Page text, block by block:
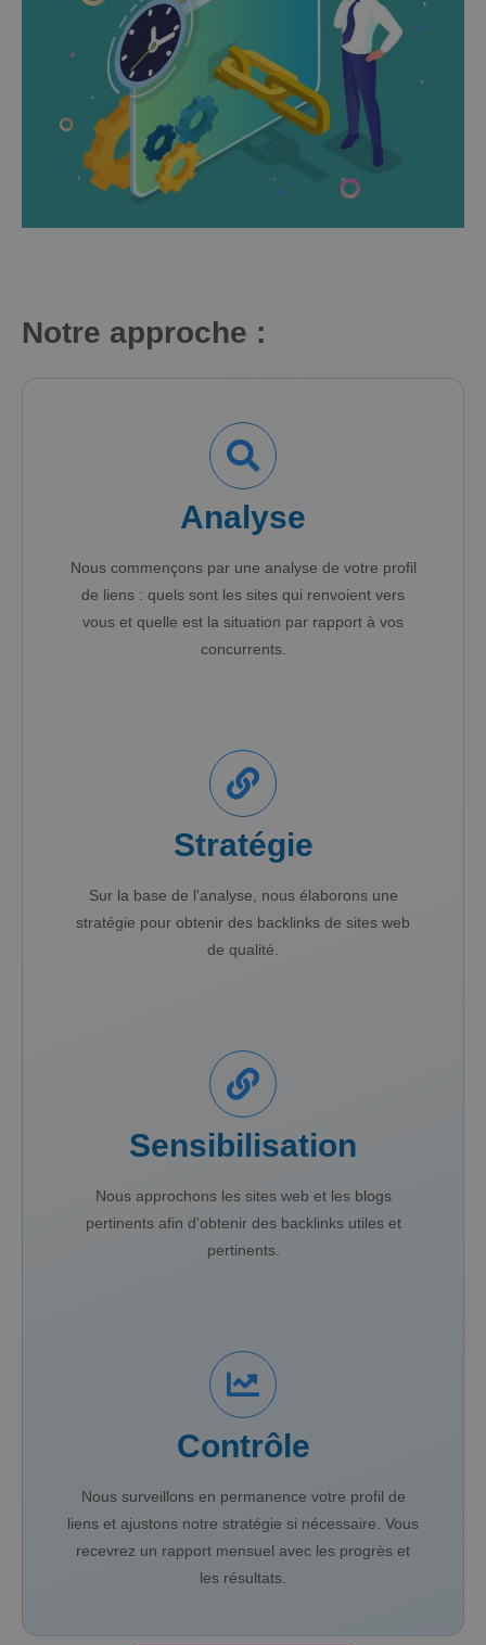
Notre approche :
Analyse
Nous commençons par une analyse de votre profil
de liens : quels sont les sites qui renvoient vers
vous et quelle est la situation par rapport à vos
concurrents.
Stratégie
Sur la base de l'analyse, nous élaborons une
stratégie pour obtenir des backlinks de sites web
de qualité.
Sensibilisation
Nous approchons les sites web et les blogs
pertinents afin d'obtenir des backlinks utiles et
pertinents.
Contrôle
Nous surveillons en permanence votre profil de
liens et ajustons notre stratégie si nécessaire. Vous
recevrez un rapport mensuel avec les progrès et
les résultats.